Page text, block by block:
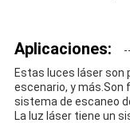
Aplicaciones:
Estas luces láser son
escenario, y más.Son
sistema de escaneo
La luz láser tiene un